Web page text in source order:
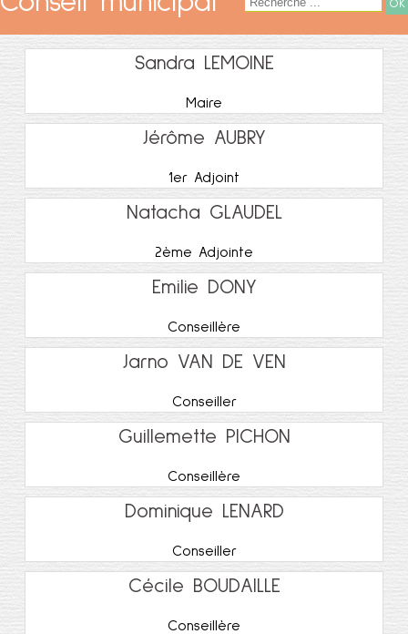
Sandra LEMOINE
Maire
Jérôme AUBRY
1er Adjoint
Natacha GLAUDEL
2ème Adjointe
Emilie DONY
Conseillère
Jarno VAN DE VEN
Conseiller
Guillemette PICHON
Conseillère
Dominique LENARD
Conseiller
Cécile BOUDAILLE
Conseillère